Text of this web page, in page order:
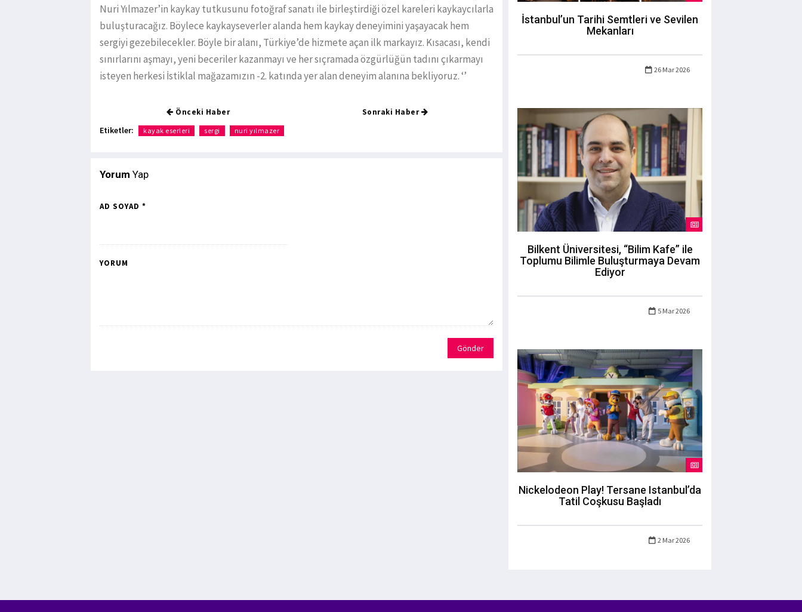
Nuri Yılmazer’in kaykay tutkusunu fotoğraf sanatı ile birleştirdiği özel kareleri kaykaycılarla
buluşturacağız. Böylece kaykayseverler alanda hem kaykay deneyimini yaşayacak hem
sergiyi gezebilecekler. Böyle bir alanı, Türkiye’de hizmete açan ilk markayız. Kısacası, kendi
sınırlarını aşmayı, yeni beceriler kazanmayı ve her sıçramada özgürlüğün tadını çıkarmayı
isteyen herkesi İstiklal mağazamızın -2. katında yer alan deneyim alanına bekliyoruz. ‘’
Önceki Haber Sonraki Haber
Etiketler: kayak eserleri sergi nuri yılmazer
Yorum Yap
AD SOYAD *
YORUM
Gönder
İstanbul’un Tarihi Semtleri ve Sevilen
Mekanları
26 Mar 2026
Bilkent Üniversitesi, “Bilim Kafe” ile
Toplumu Bilimle Buluşturmaya Devam
Ediyor
5 Mar 2026
Nickelodeon Play! Tersane Istanbul’da
Tatil Coşkusu Başladı
2 Mar 2026